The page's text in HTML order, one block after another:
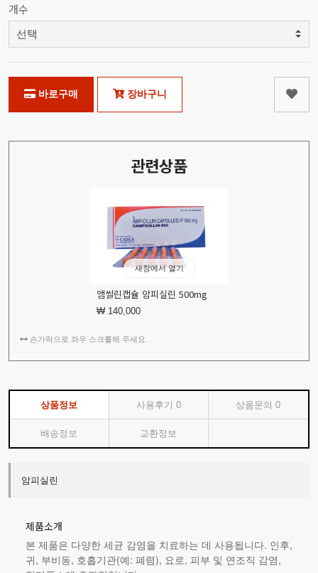
개수
바로구매 장바구니
관련상품
새창에서 열기
앰씰린캡슐 암피실린 500mg
₩ 140,000
손가락으로 좌우 스크롤해 주세요.
상품정보 사용후기 0 상품문의0
배송정보 교환정보
암피실린
제품소개
본 제품은 다양한 세균 감염을 치료하는 데 사용됩니다. 인후,
귀, 부비동, 호흡기관(예: 폐렴), 요로, 피부 및 연조직 감염,